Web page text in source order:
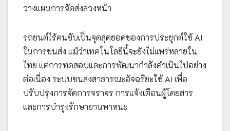
วางแผนการจัดส่งล่วงหน้า
รถยนต์ไร้คนขับเป็นจุดสุดยอดของการประยุกต์ใช้ AI
ในการขนส่ง แม้ว่าเทคโนโลยีนี้จะยังไม่แพร่หลายใน
ไทย แต่การทดสอบและการพัฒนากำลังดำเนินไปอย่าง
ต่อเนื่อง ระบบขนส่งสาธารณะอัจฉริยะใช้ AI เพื่อ
ปรับปรุงการจัดการจราจร การแจ้งเตือนผู้โดยสาร
และการบำรุงรักษายานพาหนะ